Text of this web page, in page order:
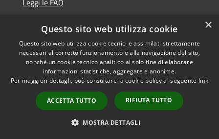
Leggi le FAQ
Amministrazione trasparente
Privacy policy
Note legali
Dichiarazione di accessibilità
×
Questo sito web utilizza cookie
Questo sito web utilizza cookie tecnici e assimilati strettamente
necessari al corretto funzionamento e alla navigazione del sito,
nonché un cookie tecnico analitico al solo fine di elaborare
informazioni statistiche, aggregate e anonime.
Per maggiori dettagli, può consultare la cookie policy al seguente link
ACCETTA TUTTO RIFIUTA TUTTO
MOSTRA DETTAGLI